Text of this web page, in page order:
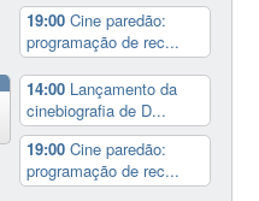
19:00Cine paredão:
programação de rec...
14:00 Lançamento da
cinebiografia de D...
19:00Cine paredão:
programação de rec...